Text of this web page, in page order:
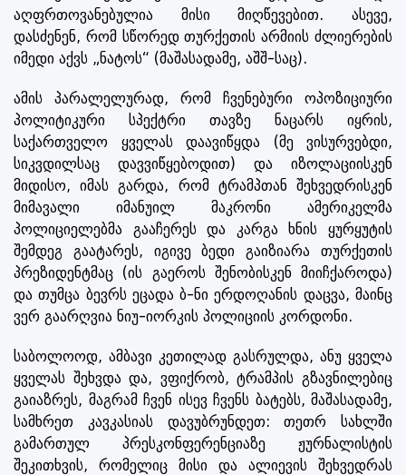
აღფრთოვანებულია მისი მიღწევებით. ასევე,
დასძენენ, რომ სწორედ თურქეთის არმიის ძლიერების
იმედი აქვს „ნატოს“ (მაშასადამე, აშშ-საც).
ამის პარალელურად, რომ ჩვენებური ოპოზიციური
პოლიტიკური სპექტრი თავზე ნაცარს იყრის,
საქართველო ყველას დაავიწყდა (მე ვისურვებდი,
სიკვდილსაც დავვიწყებოდით) და იზოლაციისკენ
მიდისო, იმას გარდა, რომ ტრამპთან შეხვედრისკენ
მიმავალი იმანუილ მაკრონი ამერიკელმა
პოლიციელებმა გააჩერეს და კარგა ხნის ყურყუტის
შემდეგ გაატარეს, იგივე ბედი გაიზიარა თურქეთის
პრეზიდენტმაც (ის გაეროს შენობისკენ მიიჩქაროდა)
და თუმცა ბევრს ეცადა ბ-ნი ერდოღანის დაცვა, მაინც
ვერ გაარღვია ნიუ-იორკის პოლიციის კორდონი.
საბოლოოდ, ამბავი კეთილად გასრულდა, ანუ ყველა
ყველას შეხვდა და, ვფიქრობ, ტრამპის გზავნილებიც
გაიაზრეს, მაგრამ ჩვენ ისევ ჩვენს ბატებს, მაშასადამე,
სამხრეთ კავკასიას დავუბრუნდეთ: თეთრ სახლში
გამართულ პრესკონფერენციაზე ჟურნალისტის
შეკითხვის, რომელიც მისი და ალიევის შეხვედრას